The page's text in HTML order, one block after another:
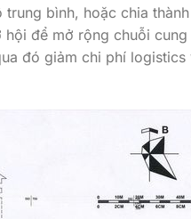
bình, hoặc chia
để mở rộng chuỗi cung
đó giảm chi phí logistics